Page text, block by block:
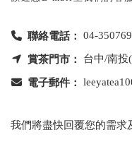
聯絡電話： 04-
賞茶門市： 台中/南投
電子郵件：
我們將盡快回覆您的需求